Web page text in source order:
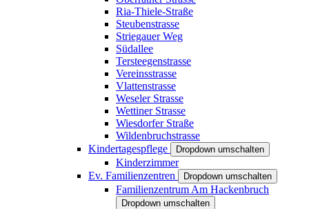
Ria-Thiele-Straße
Steubenstrasse
Striegauer Weg
Südallee
Tersteegenstrasse
Vereinsstrasse
Vlattenstrasse
Weseler Strasse
Wettiner Strasse
Wiesdorfer Straße
Wildenbruchstrasse
Kindertagespflege
Dropdown umschalten
Kinderzimmer
Ev. Familienzentren
Dropdown umschalten
Familienzentrum Am Hackenbruch
Dropdown umschalten